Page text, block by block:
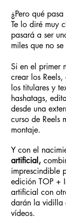
¿Pero qué
Te lo diré muy
pasará a ser
miles que no se
Si en el primer
crear los
los titulares y
hashatags,
desde una
curso de Reels
montaje.
Y con el
artificial,
imprescindible
edición TOP +
artificial con
darán la vidilla
vídeos.